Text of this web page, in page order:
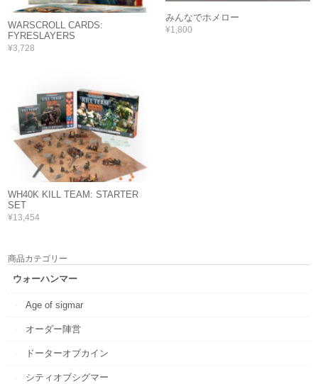
WARSCROLL CARDS:
FYRESLAYERS
¥3,728
みんなでホメロー
¥1,800
WH40K KILL TEAM: STARTER
SET
¥13,454
商品カテゴリー
ウォーハンマー
Age of sigmar
オーダー陣営
ドーターオブカイン
シティオブシグマー